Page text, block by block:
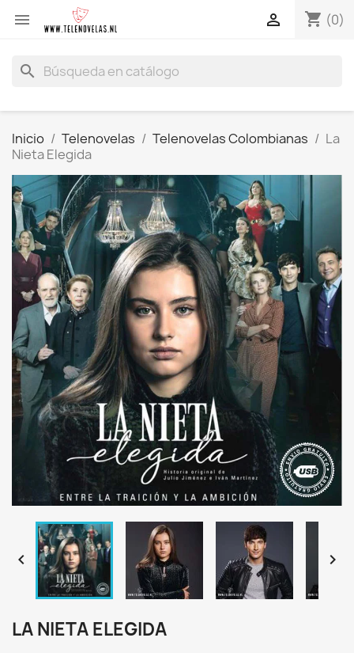
 shopping_cart (0)

search
Inicio Telenovelas Telenovelas Colombianas
La
Nieta Elegida
 
LA NIETA ELEGIDA